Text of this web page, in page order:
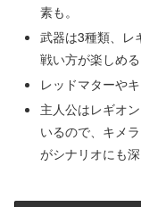
素も。
武器は3種類、レ
戦い方が楽しめる
レッドマターや
主人公はレギオ
いるので、キメ
がシナリオにも深